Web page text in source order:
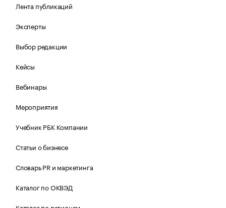
Лента публикаций
Эксперты
Выбор редакции
Кейсы
Вебинары
Мероприятия
Учебник РБК Компании
Статьи о бизнесе
Словарь PR и маркетинга
Каталог по ОКВЭД